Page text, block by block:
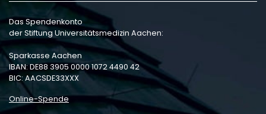
Das Spendenkonto
der Stiftung Universitätsmedizin Aachen:
Sparkasse Aachen
IBAN: DE88 3905 0000 1072 4490 42
BIC: AACSDE33XXX
Online-Spende